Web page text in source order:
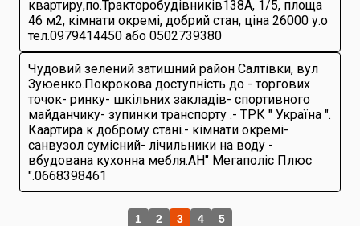
квартиру,по.Тракторобудівників138А, 1/5, площа
46 м2, кімнати окремі, добрий стан, ціна 26000 у.о
тел.0979414450 або 0502739380
Чудовий зелений затишний район Салтівки, вул
Зуюенко.Покрокова доступність до - торгових
точок- ринку- шкільних закладів- спортивного
майданчику- зупинки транспорту .- ТРК " Україна ".
Каартира к доброму стані.- кімнати окремі-
санвузол сумісний- лічильники на воду -
вбудована кухонна мебля.АН" Мегаполіс Плюс
".0668398461
1 2 3 4 5